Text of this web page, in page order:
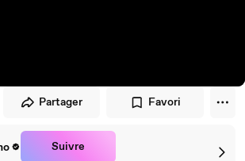
Partager Favori
Suivre